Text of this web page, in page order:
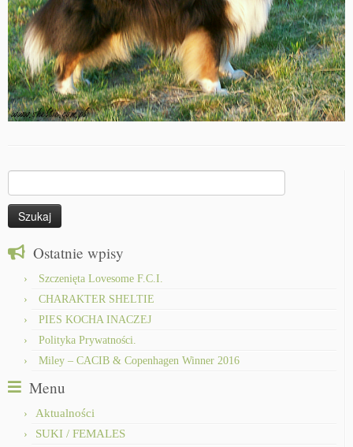
Ostatnie wpisy
Szczenięta Lovesome F.C.I.
CHARAKTER SHELTIE
PIES KOCHA INACZEJ
Polityka Prywatności.
Miley – CACIB & Copenhagen Winner 2016
Menu
Aktualności
SUKI / FEMALES